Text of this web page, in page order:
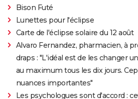
Bison Futé
Lunettes pour l'éclipse
Carte de l'éclipse solaire du 12 août
Alvaro Fernandez, pharmacien, à
draps : "L'idéal est de les changer
au maximum tous les dix jours.
nuances importantes"
Les psychologues sont d'accord :